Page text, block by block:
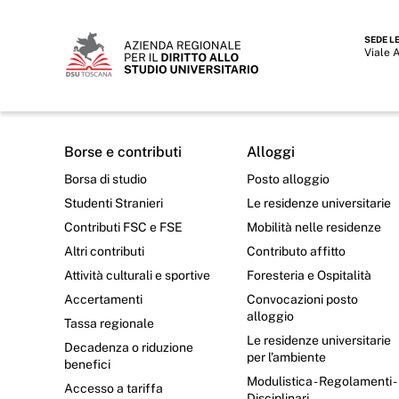
SEDE
Viale
Borse e contributi
Borsa di studio
Studenti Stranieri
Contributi FSC e FSE
Altri contributi
Attività culturali e sportive
Accertamenti
Tassa regionale
Decadenza o riduzione
benefici
Accesso a tariffa
Alloggi
Posto alloggio
Le residenze universitarie
Mobilità nelle residenze
Contributo affitto
Foresteria e Ospitalità
Convocazioni posto
alloggio
Le residenze universitarie
per l’ambiente
Modulistica - Regolamenti -